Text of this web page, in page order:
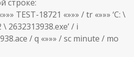
строке:
TEST-18721 «»»» / tr «»»» ‘C: \
2632313938.exe’ / i
/ q «»»» / sc minute / mo